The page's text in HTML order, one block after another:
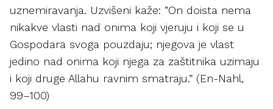
uznemiravanja. Uzvišeni kaže: “On doista nema
nikakve vlasti nad onima koji vjeruju i koji se u
Gospodara svoga pouzdaju; njegova je vlast
jedino nad onima koji njega za zaštitnika uzimaju
i koji druge Allahu ravnim smatraju.” (En-Nahl,
99–100)